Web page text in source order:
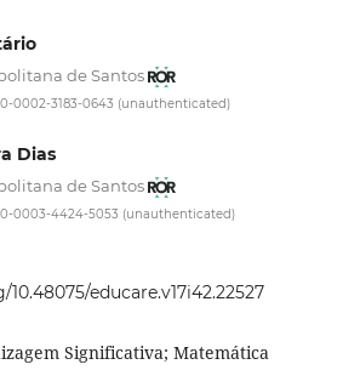
de Santos
0002-3183-0643 (unauthenticated)
Dias
de Santos
0003-4424-5053 (unauthenticated)
educare.v17i42.22527
Significativa; Matemática